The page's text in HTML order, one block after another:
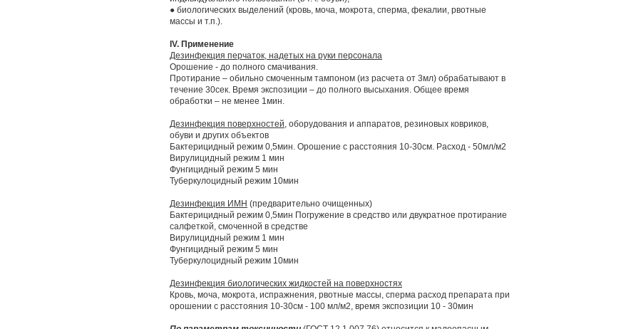
● биологических выделений (кровь, моча, мокрота, сперма, фекалии, рвотные
массы и т.п.).
IV. Применение
Дезинфекция перчаток, надетых на руки персонала
Орошение - до полного смачивания.
Протирание – обильно смоченным тампоном (из расчета от 3мл) обрабатывают в
течение 30сек. Время экспозиции – до полного высыхания. Общее время
обработки – не менее 1мин.
Дезинфекция поверхностей, оборудования и аппаратов, резиновых ковриков,
обуви и других объектов
Бактерицидный режим 0,5мин. Орошение с расстояния 10-30см. Расход - 50мл/м2
Вирулицидный режим 1 мин
Фунгицидный режим 5 мин
Туберкулоцидный режим 10мин
Дезинфекция ИМН (предварительно очищенных)
Бактерицидный режим 0,5мин Погружение в средство или двукратное протирание
салфеткой, смоченной в средстве
Вирулицидный режим 1 мин
Фунгицидный режим 5 мин
Туберкулоцидный режим 10мин
Дезинфекция биологических жидкостей на поверхностях
Кровь, моча, мокрота, испражнения, рвотные массы, сперма расход препарата при
орошении с расстояния 10-30см - 100 мл/м2, время экспозиции 10 - 30мин